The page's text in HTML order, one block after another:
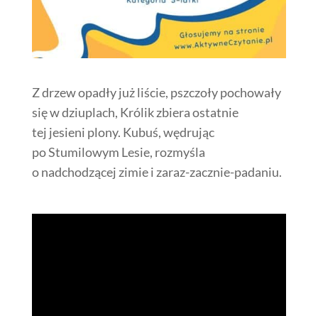
Z drzew opadły już liście, pszczoły pochowały
się w dziuplach, Królik zbiera ostatnie
tej jesieni plony. Kubuś, wędrując
po Stumilowym Lesie, rozmyśla
o nadchodzącej zimie i zaraz-zacznie-padaniu.